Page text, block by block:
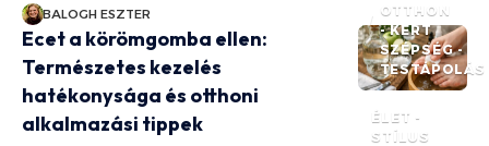
BALOGH ESZTER
OTTHON
- KERT
SZÉPSÉG -
TESTÁPOLÁS
Ecet a körömgomba ellen:
Természetes kezelés
hatékonysága és otthoni
alkalmazási tippek
ÉLET -
STÍLUS